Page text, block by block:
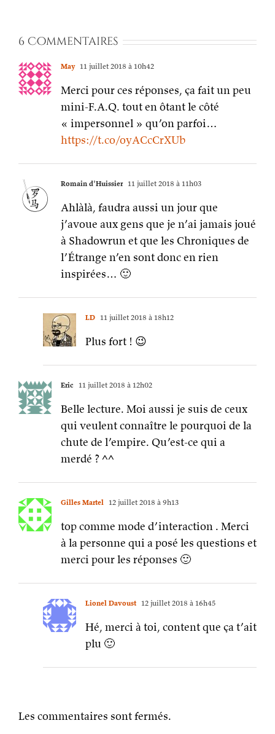
6 Commentaires
May 11 juillet 2018 à 10h42
Merci pour ces réponses, ça fait un peu
mini-F.A.Q. tout en ôtant le côté
« impersonnel » qu’on parfoi…
https://t.co/oyACcCrXUb
Romain d'Huissier 11 juillet 2018 à 11h03
Ahlàlà, faudra aussi un jour que
j’avoue aux gens que je n’ai jamais joué
à Shadowrun et que les Chroniques de
l’Étrange n’en sont donc en rien
inspirées… 🙂
LD 11 juillet 2018 à 18h12
Plus fort ! 😉
Eric 11 juillet 2018 à 12h02
Belle lecture. Moi aussi je suis de ceux
qui veulent connaître le pourquoi de la
chute de l’empire. Qu’est-ce qui a
merdé ? ^^
Gilles Martel 12 juillet 2018 à 9h13
top comme mode d’interaction . Merci
à la personne qui a posé les questions et
merci pour les réponses 🙂
Lionel Davoust 12 juillet 2018 à 16h45
Hé, merci à toi, content que ça t’ait
plu 🙂
Les commentaires sont fermés.